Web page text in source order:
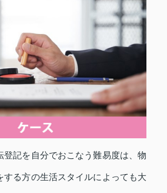
登記を自分でおこなう難易度は、物
する方の生活スタイルによっても大